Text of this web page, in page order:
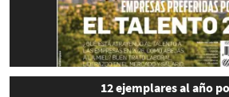
12 ejemplares al año